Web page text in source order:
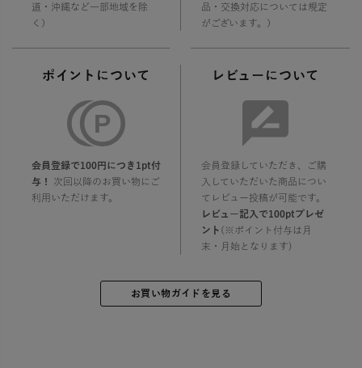
道・沖縄など一部地域を除
く）
品・交換対応については規定
がございます。）
ポイントについて
会員登録で100円につき1pt付
与！
次回以降のお買い物にご
利用いただけます。
レビューについて
会員登録していただき、ご購
入していただいた商品につい
てレビュー投稿が可能です。
レビュー記入で100ptプレゼ
ント (※ポイント付与は月
末・月始となります)
お買い物ガイドを見る